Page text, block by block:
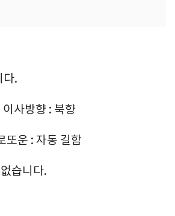
다.
사방향 : 북향
또운 : 자동 길함
습니다.